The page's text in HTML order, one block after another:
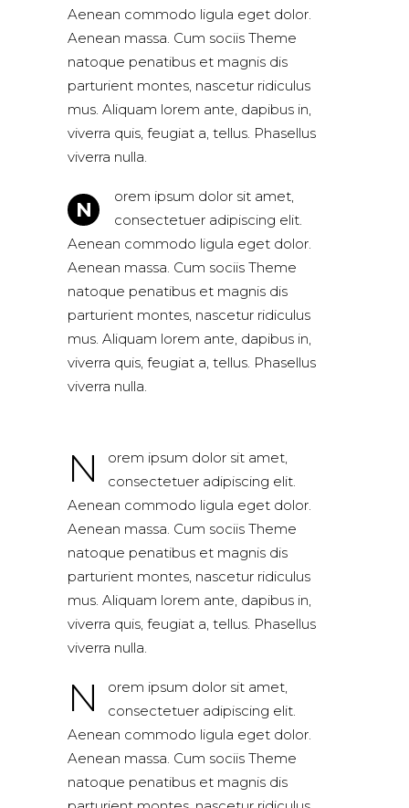
Aenean commodo ligula eget dolor.
Aenean massa. Cum sociis Theme
natoque penatibus et magnis dis
parturient montes, nascetur ridiculus
mus. Aliquam lorem ante, dapibus in,
viverra quis, feugiat a, tellus. Phasellus
viverra nulla.
N
orem ipsum dolor sit amet,
consectetuer adipiscing elit.
Aenean commodo ligula eget dolor.
Aenean massa. Cum sociis Theme
natoque penatibus et magnis dis
parturient montes, nascetur ridiculus
mus. Aliquam lorem ante, dapibus in,
viverra quis, feugiat a, tellus. Phasellus
viverra nulla.
N
orem ipsum dolor sit amet,
consectetuer adipiscing elit.
Aenean commodo ligula eget dolor.
Aenean massa. Cum sociis Theme
natoque penatibus et magnis dis
parturient montes, nascetur ridiculus
mus. Aliquam lorem ante, dapibus in,
viverra quis, feugiat a, tellus. Phasellus
viverra nulla.
N
orem ipsum dolor sit amet,
consectetuer adipiscing elit.
Aenean commodo ligula eget dolor.
Aenean massa. Cum sociis Theme
natoque penatibus et magnis dis